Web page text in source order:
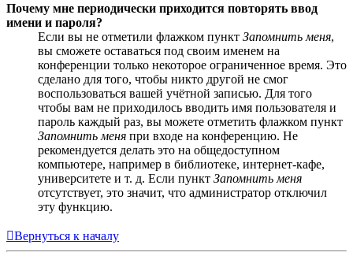
Почему мне периодически приходится повторять ввод
имени и пароля?
Если вы не отметили флажком пункт Запомнить меня,
вы сможете оставаться под своим именем на
конференции только некоторое ограниченное время. Это
сделано для того, чтобы никто другой не смог
воспользоваться вашей учётной записью. Для того
чтобы вам не приходилось вводить имя пользователя и
пароль каждый раз, вы можете отметить флажком пункт
Запомнить меня при входе на конференцию. Не
рекомендуется делать это на общедоступном
компьютере, например в библиотеке, интернет-кафе,
университете и т. д. Если пункт Запомнить меня
отсутствует, это значит, что администратор отключил
эту функцию.
Вернуться к началу